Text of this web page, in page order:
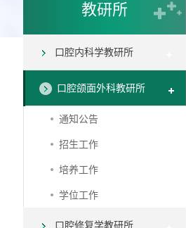
教研所
口腔内科学教研所
口腔颌面外科教研所
通知公告
招生工作
培养工作
学位工作
口腔修复学教研所